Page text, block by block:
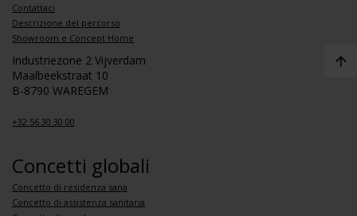
Contattaci
Descrizione del percorso
Showroom e Concept Home
Industriezone 2 Vijverdam
Maalbeekstraat 10
B-8790 WAREGEM
+32 56 30 30 00
Concetti globali
Concetto di residenza sana
Concetto di assistenza sanitaria